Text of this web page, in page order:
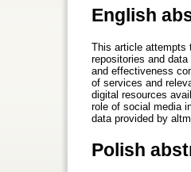
English
This article attempts
repositories and
and effectiveness
of services and
digital resources
role of social media
data provided by
Polish